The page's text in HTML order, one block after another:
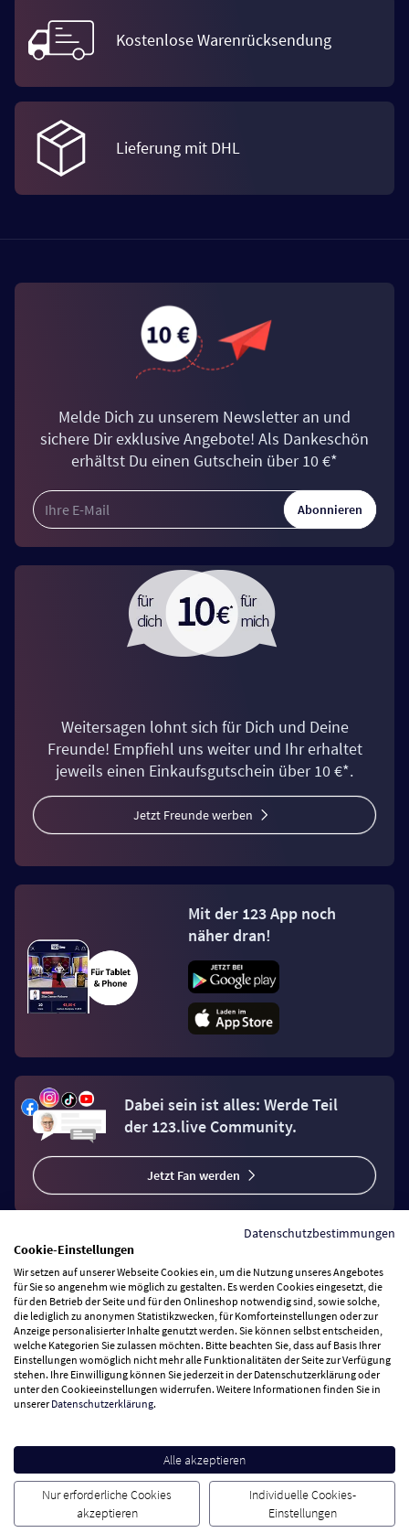
Kostenlose Warenrücksendung
Lieferung mit DHL
Melde Dich zu unserem Newsletter an und
sichere Dir exklusive Angebote! Als Dankeschön
erhältst Du einen Gutschein über 10 €*
Abonnieren
Weitersagen lohnt sich für Dich und Deine
Freunde! Empfiehl uns weiter und Ihr erhaltet
jeweils einen Einkaufsgutschein über 10 €*.
Jetzt Freunde werben
Mit der 123 App noch
näher dran!
Dabei sein ist alles: Werde Teil
der 123.live Community.
Jetzt Fan werden
Vertrag widerrufen
Zahlungsarten
Wir versenden mit
Besuchen Sie uns
Cookie Einstellungen AGB Datenschutz Impressum
Datenschutzbestimmungen
Cookie-Einstellungen
Wir setzen auf unserer Webseite Cookies ein, um die Nutzung unseres Angebotes
für Sie so angenehm wie möglich zu gestalten. Es werden Cookies eingesetzt, die
für den Betrieb der Seite und für den Onlineshop notwendig sind, sowie solche,
die lediglich zu anonymen Statistikzwecken, für Komforteinstellungen oder zur
Anzeige personalisierter Inhalte genutzt werden. Sie können selbst entscheiden,
welche Kategorien Sie zulassen möchten. Bitte beachten Sie, dass auf Basis Ihrer
Einstellungen womöglich nicht mehr alle Funktionalitäten der Seite zur Verfügung
stehen. Ihre Einwilligung können Sie jederzeit in der Datenschutzerklärung oder
unter den Cookieeinstellungen widerrufen. Weitere Informationen finden Sie in
unsererDatenschutzerklärung.
Alle akzeptieren
Nur erforderliche Cookies
akzeptieren
Individuelle Cookies-
Einstellungen